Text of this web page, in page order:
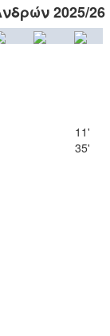
2025/26
11'
35'